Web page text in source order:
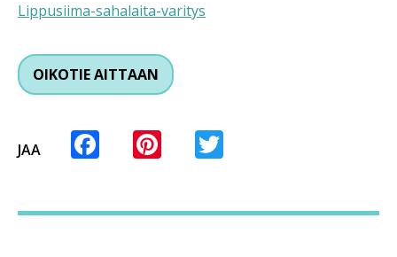
Lippusiima-sahalaita-varitys
OIKOTIE AITTAAN
JAA Facebook
Pinterest